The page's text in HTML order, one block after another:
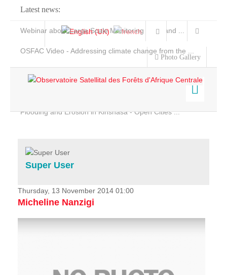
Latest news:
Webinar about Large Scale Monitoring and Land ...
OSFAC Video - Addressing climate change from the ...
Flooding and Erosion in Kinshasa - Open Cities ...
Photo Gallery
Home
Services
Projects
News & Stories
Super User
Thursday, 13 November 2014 01:00
Micheline Nanzigi